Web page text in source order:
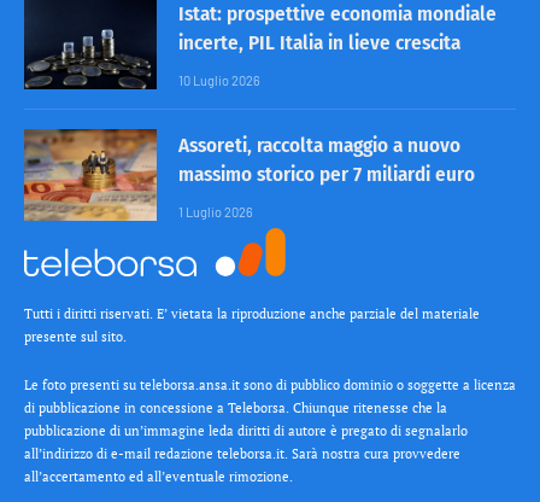
Istat: prospettive economia mondiale
incerte, PIL Italia in lieve crescita
10 Luglio 2026
Assoreti, raccolta maggio a nuovo
massimo storico per 7 miliardi euro
1 Luglio 2026
Tutti i diritti riservati. E’ vietata la riproduzione anche parziale del materiale
presente sul sito.
Le foto presenti su teleborsa.ansa.it sono di pubblico dominio o soggette a licenza
di pubblicazione in concessione a Teleborsa. Chiunque ritenesse che la
pubblicazione di un’immagine leda diritti di autore è pregato di segnalarlo
all’indirizzo di e-mail redazione teleborsa.it. Sarà nostra cura provvedere
all’accertamento ed all’eventuale rimozione.